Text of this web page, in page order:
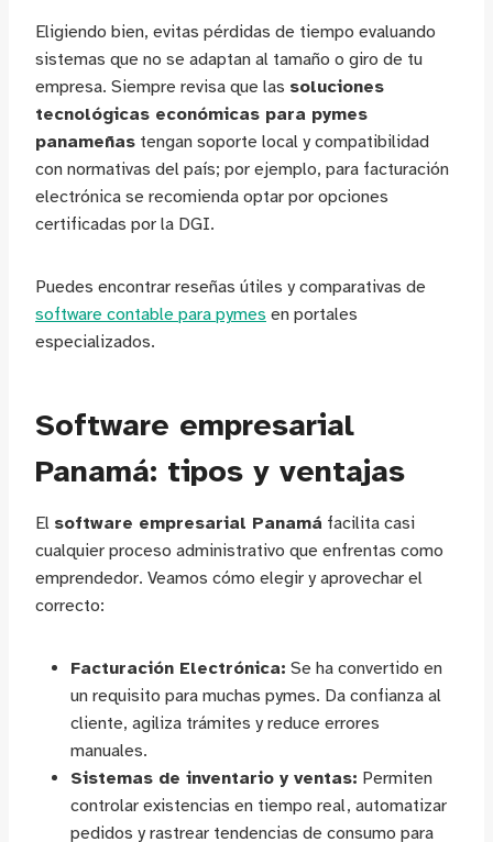
Eligiendo bien, evitas pérdidas de tiempo evaluando
sistemas que no se adaptan al tamaño o giro de tu
empresa. Siempre revisa que las soluciones
tecnológicas económicas para pymes
panameñas tengan soporte local y compatibilidad
con normativas del país; por ejemplo, para facturación
electrónica se recomienda optar por opciones
certificadas por la DGI.
Puedes encontrar reseñas útiles y comparativas de
software contable para pymes en portales
especializados.
Software empresarial
Panamá: tipos y ventajas
El software empresarial Panamá facilita casi
cualquier proceso administrativo que enfrentas como
emprendedor. Veamos cómo elegir y aprovechar el
correcto:
Facturación Electrónica: Se ha convertido en
un requisito para muchas pymes. Da confianza al
cliente, agiliza trámites y reduce errores
manuales.
Sistemas de inventario y ventas: Permiten
controlar existencias en tiempo real, automatizar
pedidos y rastrear tendencias de consumo para